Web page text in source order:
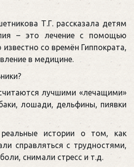
Т.Г. рассказала детям
– это лечение с помощью
со времён Гиппократа,
в медицине.
лучшими «лечащими»
лошади, дельфины, пиявки
истории о том, как
справляться с трудностями,
снимали стресс и т.д.